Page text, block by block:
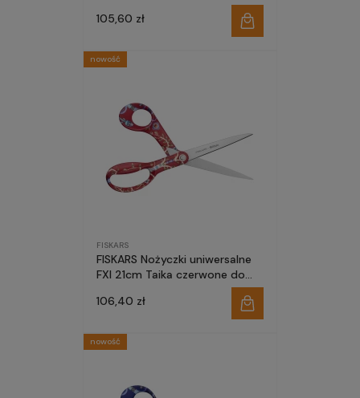
105,60 zł
FISKARS
FISKARS Nożyczki uniwersalne
FXI 21cm Taika czerwone do
106,40 zł
nowość
nowość